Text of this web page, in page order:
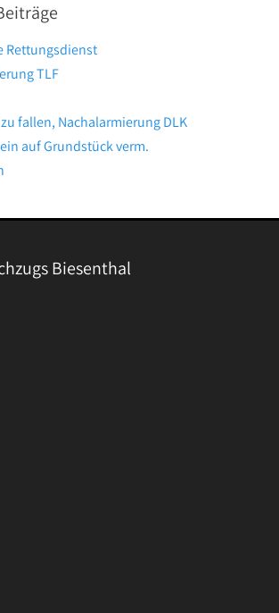
Rettungsdienst
TLF
fallen, Nachalarmierung DLK
auf Grundstück verm.
Biesenthal